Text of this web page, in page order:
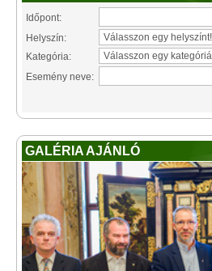
Időpont:
Helyszín:
Kategória:
Esemény neve:
GALÉRIA AJÁNLÓ